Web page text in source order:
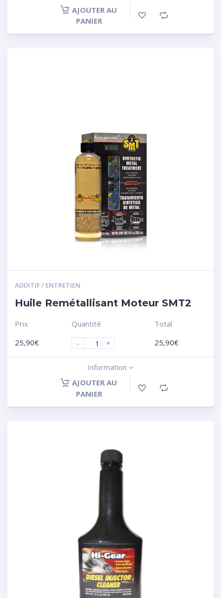
AJOUTER AU
PANIER
ADDITIF / ENTRETIEN
Huile Remétallisant Moteur SMT2
Prix
25,90€
Quantité
-
+
Total
25,90€
Information
AJOUTER AU
PANIER